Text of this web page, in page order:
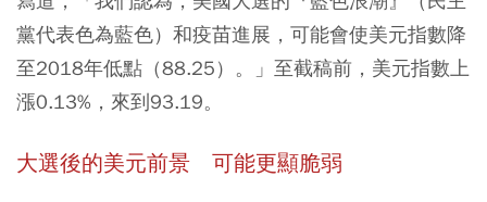
黨代表色為藍色）和疫苗進展，可能會使美元指數降
至2018年低點（88.25）。」至截稿前，美元指數上
漲0.13%，來到93.19。
大選後的美元前景 可能更顯脆弱